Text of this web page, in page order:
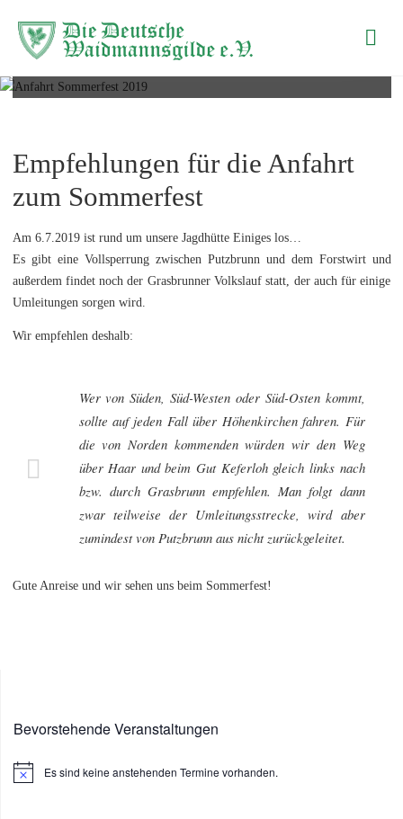
Waidmannsgilde
Anfahrt Sommerfest 2019
Empfehlungen für die Anfahrt
zum Sommerfest
Am 6.7.2019 ist rund um unsere Jagdhütte Einiges los…
Es gibt eine Vollsperrung zwischen Putzbrunn und dem Forstwirt und
außerdem findet noch der Grasbrunner Volkslauf statt, der auch für einige
Umleitungen sorgen wird.
Wir empfehlen deshalb:
Wer von Süden, Süd-Westen oder Süd-Osten kommt,
sollte auf jeden Fall über Höhenkirchen fahren. Für
die von Norden kommenden würden wir den Weg
über Haar und beim Gut Keferloh gleich links nach
bzw. durch Grasbrunn empfehlen. Man folgt dann
zwar teilweise der Umleitungsstrecke, wird aber
zumindest von Putzbrunn aus nicht zurückgeleitet.
Gute Anreise und wir sehen uns beim Sommerfest!
Bevorstehende Veranstaltungen
HinweisEs sind keine anstehenden Termine vorhanden.